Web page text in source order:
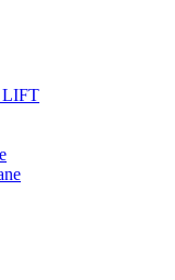
LIFT